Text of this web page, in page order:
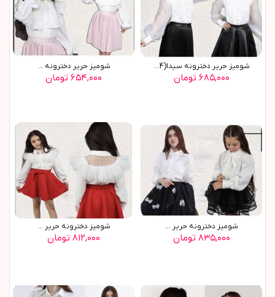
شوميز حرير دخترونه سيدا(9654)
۶۸۵,۰۰۰ تومان
شوميز حرير دخترونه ...
۶۵۴,۰۰۰ تومان
شوميز دخترونه حرير ...
۸۳۵,۰۰۰ تومان
شوميز دخترونه حرير ...
۸۱۲,۰۰۰ تومان